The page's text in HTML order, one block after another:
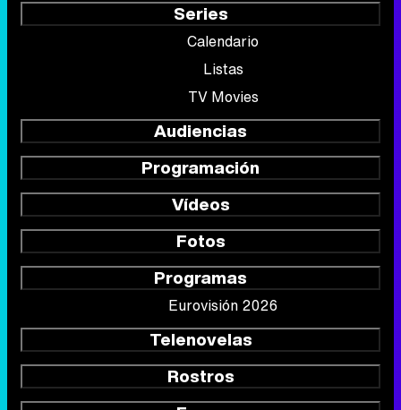
Series
Calendario
Listas
TV Movies
Audiencias
Programación
Vídeos
Fotos
Programas
Eurovisión 2026
Telenovelas
Rostros